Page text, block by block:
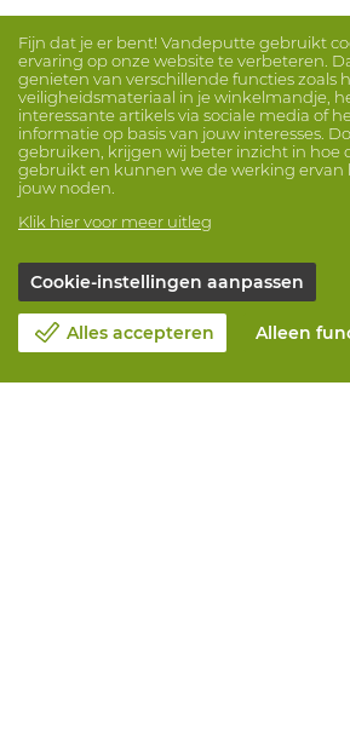
Fijn dat je er bent! Vandeputte gebruikt
ervaring op onze website te verbeteren.
genieten van verschillende functies zoals
veiligheidsmateriaal in je winkelmandje,
interessante artikels via sociale media of
informatie op basis van jouw interesses.
gebruiken, krijgen wij beter inzicht in hoe
gebruikt en kunnen we de werking
jouw noden.
Klik hier voor meer uitleg
Cookie-instellingen aanpassen
Alles accepteren Alleen